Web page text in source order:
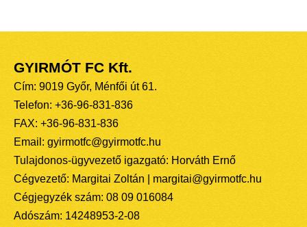
GYIRMÓT FC Kft.
Cím: 9019 Győr, Ménfői út 61.
Telefon: +36-96-831-836
FAX: +36-96-831-836
Email: gyirmotfc@gyirmotfc.hu
Tulajdonos-ügyvezető igazgató: Horváth Ernő
Cégvezető: Margitai Zoltán | margitai@gyirmotfc.hu
Cégjegyzék szám: 08 09 016084
Adószám: 14248953-2-08